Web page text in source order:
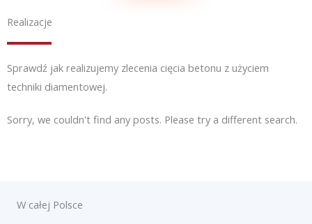
Realizacje
Sprawdź jak realizujemy zlecenia cięcia betonu z użyciem
techniki diamentowej.
Sorry, we couldn't find any posts. Please try a different search.
W całej Polsce